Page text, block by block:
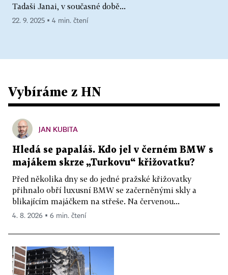
Tadaši Janai, v současné době...
22. 9. 2025 ▪ 4 min. čtení
Vybíráme z HN
JAN KUBITA
Hledá se papaláš. Kdo jel v černém BMW s
majákem skrze „Turkovu“ křižovatku?
Před několika dny se do jedné pražské křižovatky
přihnalo obří luxusní BMW se začerněnými skly a
blikajícím majáčkem na střeše. Na červenou...
4. 8. 2026 ▪ 6 min. čtení